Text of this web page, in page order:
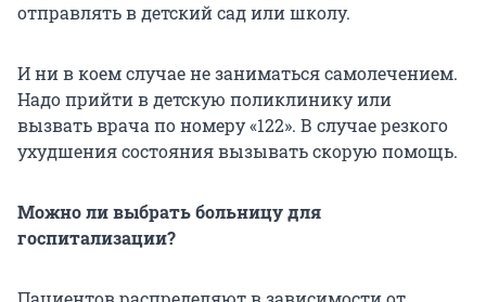
отправлять в детский сад или школу.
И ни в коем случае не заниматься самолечением.
Надо прийти в детскую поликлинику или
вызвать врача по номеру «122». В случае резкого
ухудшения состояния вызывать скорую помощь.
Можно ли выбрать больницу для
госпитализации?